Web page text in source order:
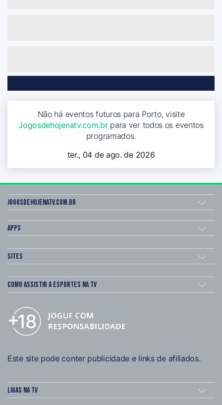
Não há eventos futuros para Porto, visite
Jogosdehojenatv.com.brpara ver todos os eventos
programados.
ter., 04 de ago. de 2026
Jogosdehojenatv.com.br
Apps
Sites
Como assistir a esportes na TV
Este site pode conter publicidade e links de afiliados.
Ligas na TV